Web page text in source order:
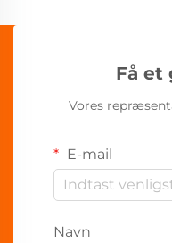
Få et
Vores
E-mail
Navn